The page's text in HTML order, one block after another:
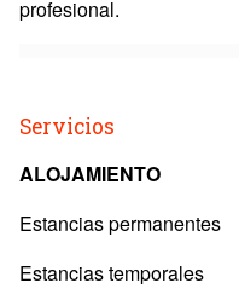
profesional.
Servicios
ALOJAMIENTO
Estancias permanentes
Estancias temporales